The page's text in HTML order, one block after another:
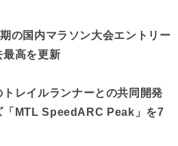
の国内マラソン大会エントリー
最高を更新
レイルランナーとの共同開発
「MTL SpeedARC Peak」を7